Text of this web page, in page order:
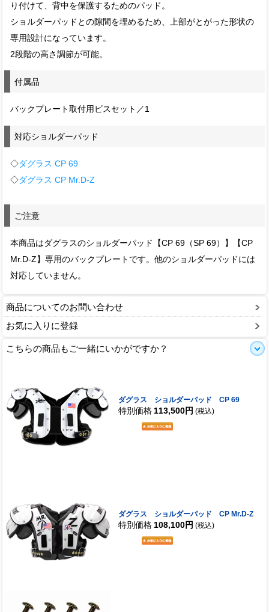
り付けて、背中を保護するためのパッド。
ショルダーパッドとの隙間を埋めるため、上部がとがった形状の
専用設計になっています。
2段階の高さ調節が可能。
付属品
バックプレート取付用ビスセット／1
対応ショルダーパッド
◇ダグラス CP 69
◇ダグラス CP Mr.D-Z
ご注意
本商品はダグラスのショルダーパッド【CP 69（SP 69）】【CP
Mr.D-Z】専用のバックプレートです。他のショルダーパッドには
対応していません。
商品についてのお問い合わせ
お気に入りに登録
こちらの商品もご一緒にいかがですか？
ダグラス ショルダーパッド CP 69
特別価格 113,500円 (税込)
ダグラス ショルダーパッド CP Mr.D-Z
特別価格 108,100円 (税込)